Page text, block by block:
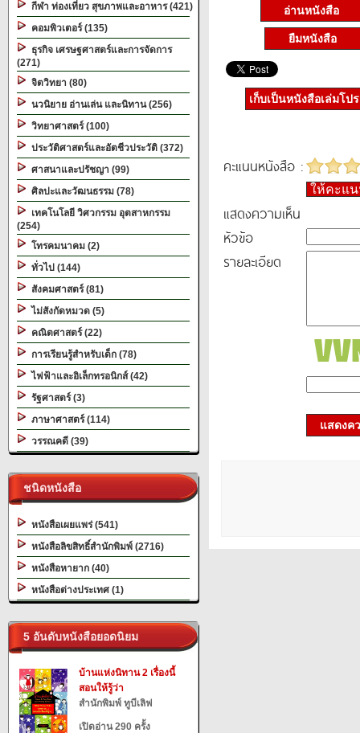
กีฬา ท่องเที่ยว สุขภาพและอาหาร (421)
คอมพิวเตอร์ (135)
ธุรกิจ เศรษฐศาสตร์และการจัดการ
(271)
จิตวิทยา (80)
นวนิยาย อ่านเล่น และนิทาน (256)
วิทยาศาสตร์ (100)
ประวัติศาสตร์และอัตชีวประวัติ (372)
ศาสนาและปรัชญา (99)
ศิลปะและวัฒนธรรม (78)
เทคโนโลยี วิศวกรรม อุตสาหกรรม
(254)
โทรคมนาคม (2)
ทั่วไป (144)
สังคมศาสตร์ (81)
ไม่สังกัดหมวด (5)
คณิตศาสตร์ (22)
การเรียนรู้สำหรับเด็ก (78)
ไฟฟ้าและอิเล็กทรอนิกส์ (42)
รัฐศาสตร์ (3)
ภาษาศาสตร์ (114)
วรรณคดี (39)
ชนิดหนังสือ
หนังสือเผยแพร่ (541)
หนังสือลิขสิทธิ์สำนักพิมพ์ (2716)
หนังสือหายาก (40)
หนังสือต่างประเทศ (1)
5 อันดับหนังสือยอดนิยม
บ้านแห่งนิทาน 2 เรื่องนี้
สอนให้รู้ว่า
สำนักพิมพ์ ทูบีเลิฟ
เปิดอ่าน 290 ครั้ง
อ่านหนังสือ
ยืมหนังสือ
เก็บเป็นหนังสือเล่มโป
คะแนนหนังสือ :
ให้คะแ
แสดงความเห็น
หัวข้อ
รายละเอียด
แสดงค